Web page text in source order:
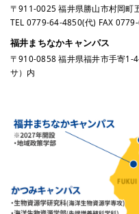
〒911-0025 福井県勝山市村岡町
TEL 0779-64-4850(代) FAX
福井まちなかキャンパス
〒910-0858 福井県福井市手寄1-
サ）内